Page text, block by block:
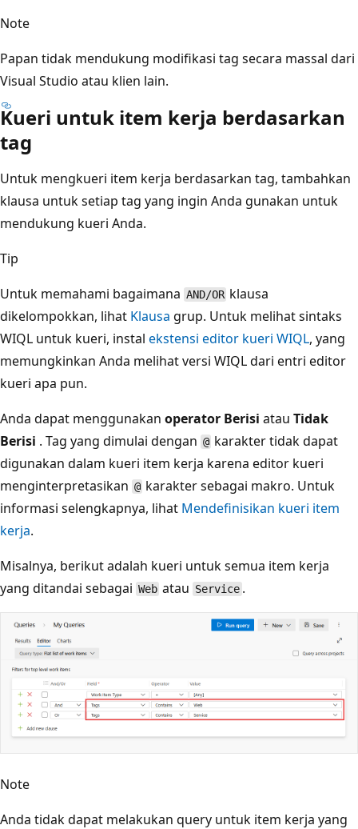
Note
Papan tidak mendukung modifikasi tag secara massal dari
Visual Studio atau klien lain.
Kueri untuk item kerja berdasarkan
tag
Untuk mengkueri item kerja berdasarkan tag, tambahkan
klausa untuk setiap tag yang ingin Anda gunakan untuk
mendukung kueri Anda.
Tip
Untuk memahami bagaimana AND/OR klausa
dikelompokkan, lihat Klausa grup. Untuk melihat sintaks
WIQL untuk kueri, instal ekstensi editor kueri WIQL, yang
memungkinkan Anda melihat versi WIQL dari entri editor
kueri apa pun.
Anda dapat menggunakan operator Berisi atau Tidak
Berisi . Tag yang dimulai dengan @ karakter tidak dapat
digunakan dalam kueri item kerja karena editor kueri
menginterpretasikan @ karakter sebagai makro. Untuk
informasi selengkapnya, lihat Mendefinisikan kueri item
kerja.
Misalnya, berikut adalah kueri untuk semua item kerja
yang ditandai sebagai Web atau Service .
Note
Anda tidak dapat melakukan query untuk item kerja yang